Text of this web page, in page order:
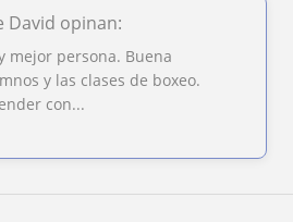
David opinan:
mejor persona. Buena
y las clases de boxeo.
con...